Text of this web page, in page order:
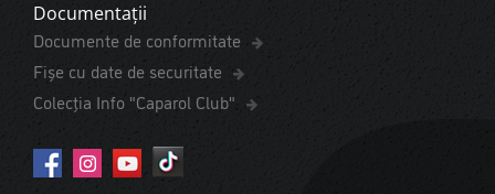
Documentații
Documente de conformitate
Fișe cu date de securitate
Colecția Info "Caparol Club"